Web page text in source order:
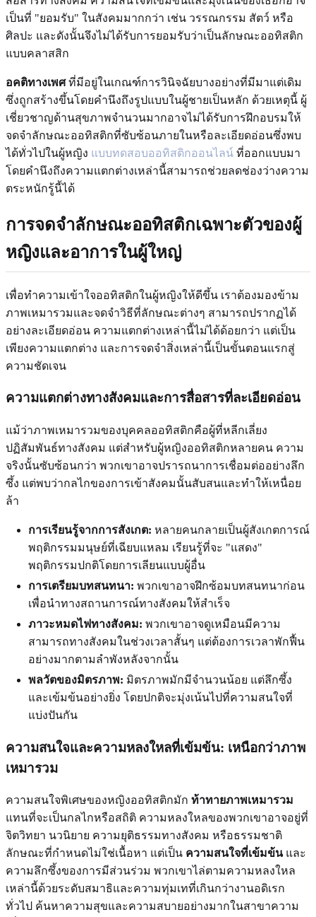
เป็นที่ "ยอมรับ" ในสังคมมากกว่า เช่น วรรณกรรม สัตว์ หรือ
ศิลปะ และดังนั้นจึงไม่ได้รับการยอมรับว่าเป็นลักษณะออทิสติก
แบบคลาสสิก
อคติทางเพศที่มีอยู่ในเกณฑ์การวินิจฉัยบางอย่างที่มีมาแต่เดิม
ซึ่งถูกสร้างขึ้นโดยคำนึงถึงรูปแบบในผู้ชายเป็นหลัก ด้วยเหตุนี้ ผู้
เชี่ยวชาญด้านสุขภาพจำนวนมากอาจไม่ได้รับการฝึกอบรมให้
จดจำลักษณะออทิสติกที่ซับซ้อนภายในหรือละเอียดอ่อนซึ่งพบ
ได้ทั่วไปในผู้หญิง แบบทดสอบออทิสติกออนไลน์ ที่ออกแบบมา
โดยคำนึงถึงความแตกต่างเหล่านี้สามารถช่วยลดช่องว่างความ
ตระหนักรู้นี้ได้
การจดจำลักษณะออทิสติกเฉพาะตัวของผู้
หญิงและอาการในผู้ใหญ่
เพื่อทำความเข้าใจออทิสติกในผู้หญิงให้ดีขึ้น เราต้องมองข้าม
ภาพเหมารวมและจดจำวิธีที่ลักษณะต่างๆ สามารถปรากฏได้
อย่างละเอียดอ่อน ความแตกต่างเหล่านี้ไม่ได้ด้อยกว่า แต่เป็น
เพียงความแตกต่าง และการจดจำสิ่งเหล่านี้เป็นขั้นตอนแรกสู่
ความชัดเจน
ความแตกต่างทางสังคมและการสื่อสารที่ละเอียดอ่อน
แม้ว่าภาพเหมารวมของบุคคลออทิสติกคือผู้ที่หลีกเลี่ยง
ปฏิสัมพันธ์ทางสังคม แต่สำหรับผู้หญิงออทิสติกหลายคน ความ
จริงนั้นซับซ้อนกว่า พวกเขาอาจปรารถนาการเชื่อมต่ออย่างลึก
ซึ้ง แต่พบว่ากลไกของการเข้าสังคมนั้นสับสนและทำให้เหนื่อย
ล้า
การเรียนรู้จากการสังเกต: หลายคนกลายเป็นผู้สังเกตการณ์
พฤติกรรมมนุษย์ที่เฉียบแหลม เรียนรู้ที่จะ "แสดง"
พฤติกรรมปกติโดยการเลียนแบบผู้อื่น
การเตรียมบทสนทนา: พวกเขาอาจฝึกซ้อมบทสนทนาก่อน
เพื่อนำทางสถานการณ์ทางสังคมให้สำเร็จ
ภาวะหมดไฟทางสังคม: พวกเขาอาจดูเหมือนมีความ
สามารถทางสังคมในช่วงเวลาสั้นๆ แต่ต้องการเวลาพักฟื้น
อย่างมากตามลำพังหลังจากนั้น
พลวัตของมิตรภาพ: มิตรภาพมักมีจำนวนน้อย แต่ลึกซึ้ง
และเข้มข้นอย่างยิ่ง โดยปกติจะมุ่งเน้นไปที่ความสนใจที่
แบ่งปันกัน
ความสนใจและความหลงใหลที่เข้มข้น: เหนือกว่าภาพ
เหมารวม
ความสนใจพิเศษของหญิงออทิสติกมัก ท้าทายภาพเหมารวม
แทนที่จะเป็นกลไกหรือสถิติ ความหลงใหลของพวกเขาอาจอยู่ที่
จิตวิทยา นวนิยาย ความยุติธรรมทางสังคม หรือธรรมชาติ
ลักษณะที่กำหนดไม่ใช่เนื้อหา แต่เป็น ความสนใจที่เข้มข้นและ
ความลึกซึ้งของการมีส่วนร่วม พวกเขาไล่ตามความหลงใหล
เหล่านี้ด้วยระดับสมาธิและความทุ่มเทที่เกินกว่างานอดิเรก
ทั่วไป ค้นหาความสุขและความสบายอย่างมากในสาขาความ